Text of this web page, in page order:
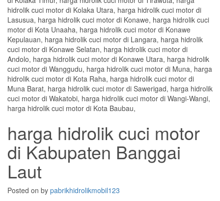
harga hidrolik cuci motor
di Kabupaten Banggai
Laut
Posted on by pabrikhidrolikmobil123